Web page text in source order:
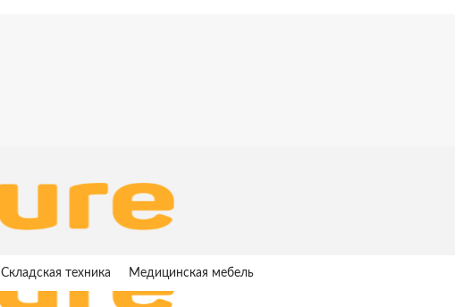
Складская техника Медицинская мебель